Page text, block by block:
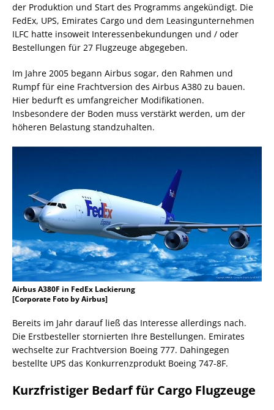
der Produktion und Start des Programms angekündigt. Die
FedEx, UPS, Emirates Cargo und dem Leasingunternehmen
ILFC hatte insoweit Interessenbekundungen und / oder
Bestellungen für 27 Flugzeuge abgegeben.
Im Jahre 2005 begann Airbus sogar, den Rahmen und
Rumpf für eine Frachtversion des Airbus A380 zu bauen.
Hier bedurft es umfangreicher Modifikationen.
Insbesondere der Boden muss verstärkt werden, um der
höheren Belastung standzuhalten.
Airbus A380F in FedEx Lackierung
[Corporate Foto by Airbus]
Bereits im Jahr darauf ließ das Interesse allerdings nach.
Die Erstbesteller stornierten Ihre Bestellungen. Emirates
wechselte zur Frachtversion Boeing 777. Dahingegen
bestellte UPS das Konkurrenzprodukt Boeing 747-8F.
Kurzfristiger Bedarf für Cargo Flugzeuge